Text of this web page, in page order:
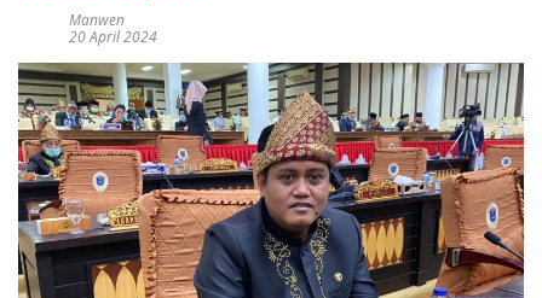
Manwen
20 April 2024